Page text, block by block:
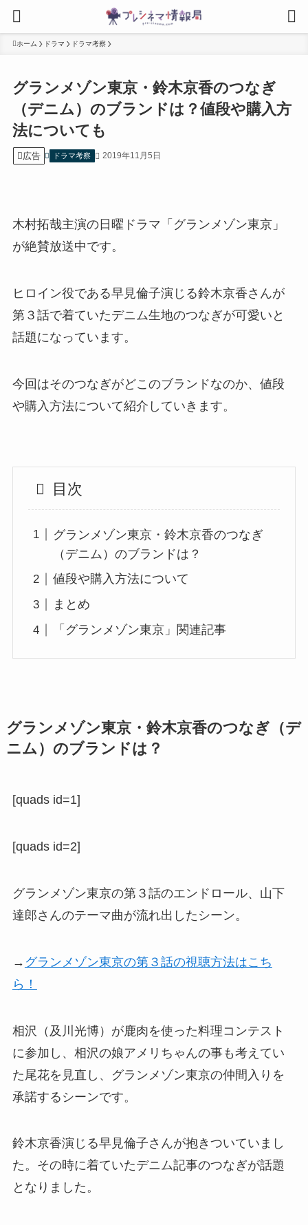
ホーム ドラマ ドラマ考察
グランメゾン東京・鈴木京香のつなぎ
（デニム）のブランドは？値段や購入方
法についても
広告 ドラマ考察 2019年11月5日
木村拓哉主演の日曜ドラマ「グランメゾン東京」
が絶賛放送中です。
ヒロイン役である早見倫子演じる鈴木京香さんが
第３話で着ていたデニム生地のつなぎが可愛いと
話題になっています。
今回はそのつなぎがどこのブランドなのか、値段
や購入方法について紹介していきます。
目次
グランメゾン東京・鈴木京香のつなぎ
（デニム）のブランドは？
値段や購入方法について
まとめ
「グランメゾン東京」関連記事
グランメゾン東京・鈴木京香のつなぎ（デ
ニム）のブランドは？
[quads id=1]
[quads id=2]
グランメゾン東京の第３話のエンドロール、山下
達郎さんのテーマ曲が流れ出したシーン。
→ グランメゾン東京の第３話の視聴方法はこち
ら！
相沢（及川光博）が鹿肉を使った料理コンテスト
に参加し、相沢の娘アメリちゃんの事も考えてい
た尾花を見直し、グランメゾン東京の仲間入りを
承諾するシーンです。
鈴木京香演じる早見倫子さんが抱きついていまし
た。その時に着ていたデニム記事のつなぎが話題
となりました。